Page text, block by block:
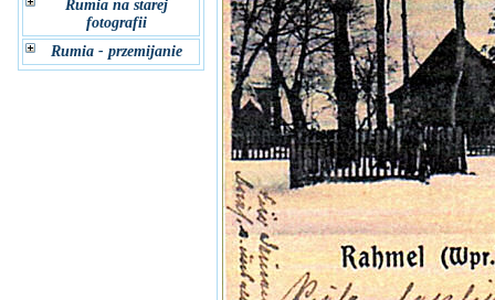
Rumia na starej
fotografii
Rumia - przemijanie